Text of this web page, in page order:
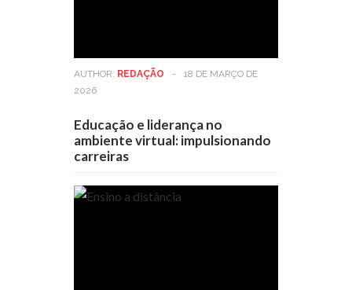
AUTHOR: REDAÇÃO -
18 DE MARÇO DE
2026
Educação e liderança no
ambiente virtual: impulsionando
carreiras